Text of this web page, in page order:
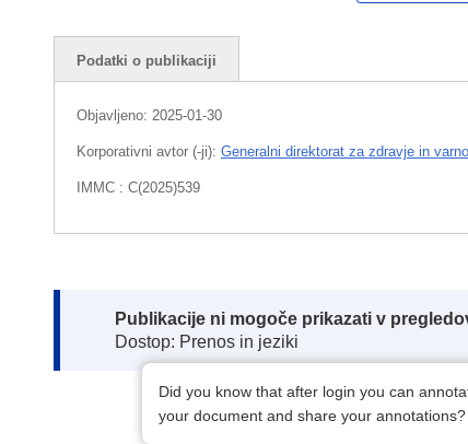
Podatki o publikaciji
Objavljeno: 2025-01-30
Korporativni avtor (-ji): Generalni direktorat za zdravje in
IMMC : C(2025)539
Note:
Publikacije ni mogoče prikazati v
Dostop: Prenos in jeziki
Did you know that after login you can
your document and share your annotations?